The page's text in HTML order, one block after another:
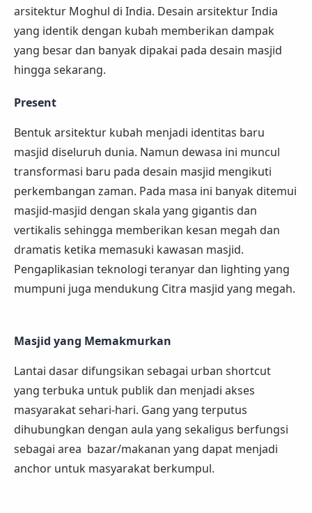
arsitektur Moghul di India. Desain arsitektur India
yang identik dengan kubah memberikan dampak
yang besar dan banyak dipakai pada desain masjid
hingga sekarang.
Present
Bentuk arsitektur kubah menjadi identitas baru
masjid diseluruh dunia. Namun dewasa ini muncul
transformasi baru pada desain masjid mengikuti
perkembangan zaman. Pada masa ini banyak ditemui
masjid-masjid dengan skala yang gigantis dan
vertikalis sehingga memberikan kesan megah dan
dramatis ketika memasuki kawasan masjid.
Pengaplikasian teknologi teranyar dan lighting yang
mumpuni juga mendukung Citra masjid yang megah.
Masjid yang Memakmurkan
Lantai dasar difungsikan sebagai urban shortcut
yang terbuka untuk publik dan menjadi akses
masyarakat sehari-hari. Gang yang terputus
dihubungkan dengan aula yang sekaligus berfungsi
sebagai area bazar/makanan yang dapat menjadi
anchor untuk masyarakat berkumpul.